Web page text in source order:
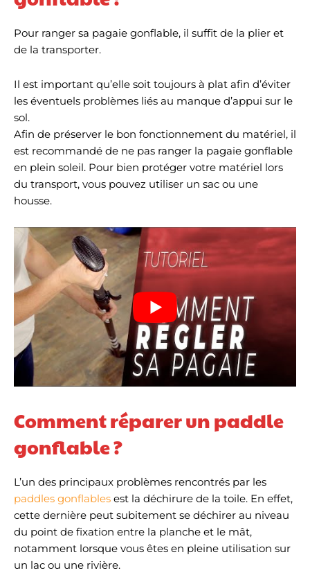
40 allie légèreté, stabilité
design fin. Parfaite pour
les débutants et les
SUPers ambitieux, elle
puissance contrôlée, une
maniabilité optimisée et
une grande efficacité sur
réglable et à sa protection
de pale robuste, elle est le
compagnon idéal pour
chaque session de SUP.
Détails : Layup en
de rigidité pour une
une performance
maximale Diamètre de
manche fin de 26 mm :
maniement précis pour
des coups de pagaie
exacts Forme de pale
retravaillée : traction de
pagaie contrôlée,
transmission de force
améliorée et efficacité
accrue Pale composite
avec protection ABS :
durable, résistante aux
dommages Spécifications
: Facilement adaptable
aux différentes tailles et
idéale pour
calme, le touring ou la
croisière décontractée La
conception modulaire
permet une extension
simple ainsi qu'un
transport compact sans
perte de performance
Allie légèreté, stabilité et
Pour ranger sa pagaie gonflable, il suffit de la plier et
de la transporter.
Il est important qu’elle soit toujours à plat afin d’éviter
les éventuels problèmes liés au manque d’appui sur le
sol.
Afin de préserver le bon fonctionnement du matériel, il
est recommandé de ne pas ranger la pagaie gonflable
en plein soleil. Pour bien protéger votre matériel lors
du transport, vous pouvez utiliser un sac ou une
housse.
Comment réparer un paddle
gonflable ?
L’un des principaux problèmes rencontrés par les
paddles gonflables est la déchirure de la toile. En effet,
cette dernière peut subitement se déchirer au niveau
du point de fixation entre la planche et le mât,
notamment lorsque vous êtes en pleine utilisation sur
un lac ou une rivière.